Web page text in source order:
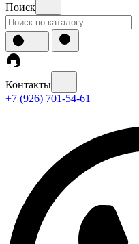
Поиск
Контакты
+7 (926) 701-54-61